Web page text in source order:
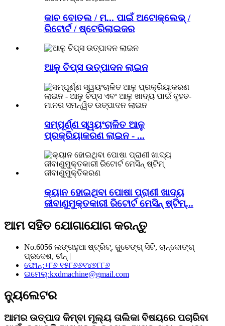
କାଚ ବୋତଲ / ମ... ପାଇଁ ଅଟୋକ୍ଲେଭ୍ /
ରିଟୋର୍ଟ / ଷ୍ଟେରିଲାଇଜର
ଆଳୁ ଚିପ୍ସ ଉତ୍ପାଦନ ଲାଇନ
ସମ୍ପୂର୍ଣ୍ଣ ସ୍ୱୟଂଚାଳିତ ଆଳୁ
ପ୍ରକ୍ରିୟାକରଣ ଲାଇନ - ...
କ୍ୟାନ ହୋଇଥିବା ପୋଷା ପ୍ରାଣୀ ଖାଦ୍ୟ
ଜୀବାଣୁମୁକ୍ତକାରୀ ରିଟୋର୍ଟ ମେସିନ୍ ଷ୍ଟିମ୍...
ଆମ ସହିତ ଯୋଗାଯୋଗ କରନ୍ତୁ
No.6056 ଲଙ୍ଗହୁଆ ଷ୍ଟ୍ରିଟ୍, ଜୁଚେଙ୍ଗ୍ ସିଟି, ଚାନ୍ଦୋଙ୍ଗ୍
ପ୍ରଦେଶ, ଚୀନ୍ |
ଫୋନ୍:+୮୬ ୧୫୮୬୬୧୪୭୮୮୬
ଇମେଲ୍:kxdmachine@gmail.com
ନ୍ୟୁଲେଟର
ଆମର ଉତ୍ପାଦ କିମ୍ବା ମୂଲ୍ୟ ତାଲିକା ବିଷୟରେ ପଚାରିବା